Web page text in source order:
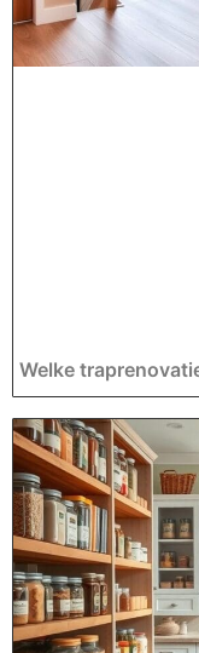
Welke